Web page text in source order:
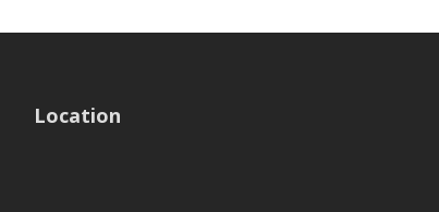
Location